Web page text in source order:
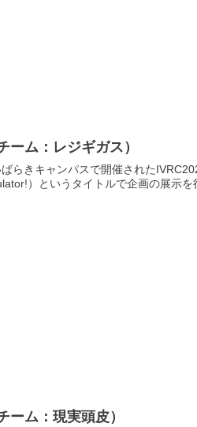
ム：レジギガス）
らきキャンパスで開催された
）というタイトルで企画の展示を
ム：現実頭皮）